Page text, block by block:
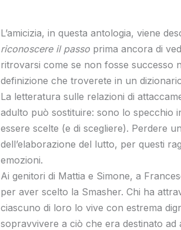
L’amicizia, in questa antologia, viene
riconoscere il passoprima ancora di
ritrovarsi come se non fosse successo
definizione che troverete in un
La letteratura sulle relazioni di
adulto può sostituire: sono lo specchio
essere scelte (e di scegliere). Perdere
dell’elaborazione del lutto, per questi
emozioni.
Ai genitori di Mattia e Simone, a
per aver scelto la Smasher. Chi ha
ciascuno di loro lo vive con estrema
sopravvivere a ciò che era destinato